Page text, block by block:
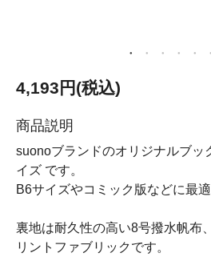
4,193円(税込)
商品説明
suonoブランドのオリジナルブッ
イズ です。
B6サイズやコミック版などに最適
裏地は耐久性の高い8号撥水帆布
リントファブリックです。